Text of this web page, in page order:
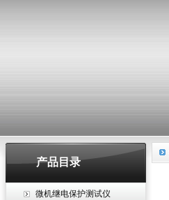
产品目录
微机继电保护测试仪